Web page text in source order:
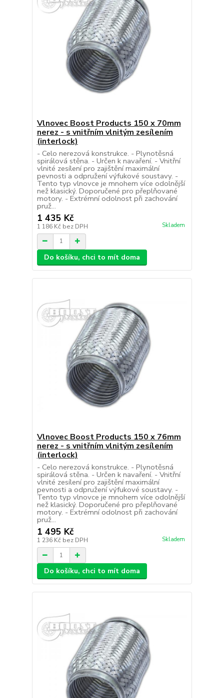
Vlnovec Boost Products 150 x 70mm
nerez - s vnitřním vlnitým zesílením
(interlock)
- Celo nerezová konstrukce. - Plynotěsná
spirálová stěna. - Určen k navaření. - Vnitřní
vlnité zesílení pro zajištění maximální
pevnosti a odpružení výfukové soustavy. -
Tento typ vlnovce je mnohem více odolnější
než klasický. Doporučené pro přeplňované
motory. - Extrémní odolnost při zachování
pruž...
1 435 Kč
1 186 Kč bez DPH Skladem
Do košíku, chci to mít doma
Vlnovec Boost Products 150 x 76mm
nerez - s vnitřním vlnitým zesílením
(interlock)
- Celo nerezová konstrukce. - Plynotěsná
spirálová stěna. - Určen k navaření. - Vnitřní
vlnité zesílení pro zajištění maximální
pevnosti a odpružení výfukové soustavy. -
Tento typ vlnovce je mnohem více odolnější
než klasický. Doporučené pro přeplňované
motory. - Extrémní odolnost při zachování
pruž...
1 495 Kč
1 236 Kč bez DPH Skladem
Do košíku, chci to mít doma